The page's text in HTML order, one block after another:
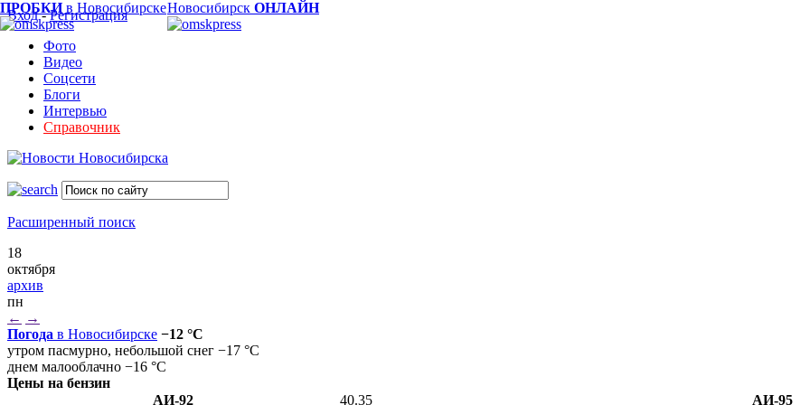
Вход-Регистрация
Фото
Видео
Соцсети
Блоги
Интервью
Справочник
Расширенный поиск
18
октября
архив
пн
← →
Погода в Новосибирске −12 °C
утром пасмурно, небольшой снег −17 °C
днем малооблачно −16 °C
Цены на бензин
АИ-92
40.35 АИ-95
ПРОБКИв НовосибирскеНовосибирск ОНЛАЙН